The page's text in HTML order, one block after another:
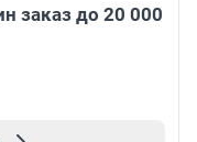
заказ до 20 000